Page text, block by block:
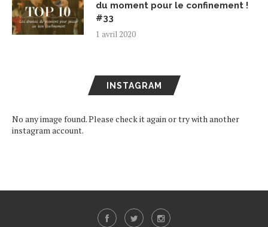
du moment pour le confinement !
#33
1 avril 2020
INSTAGRAM
No any image found. Please check it again or try with another
instagram account.